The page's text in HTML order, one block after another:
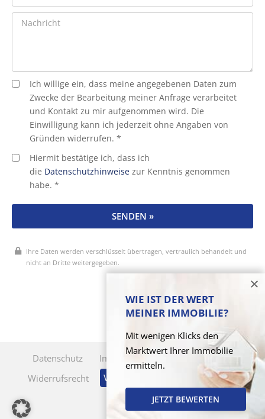
Ich willige ein, dass meine angegebenen Daten zum
Zwecke der Bearbeitung meiner Anfrage verarbeitet
und Kontakt zu mir aufgenommen wird. Die
Einwilligung kann ich jederzeit ohne Angaben von
Gründen widerrufen. *
Hiermit bestätige ich, dass ich
die Datenschutzhinweise zur Kenntnis genommen
habe. *
SENDEN »
Ihre Daten werden verschlüsselt übertragen, vertraulich behandelt und
nicht an Dritte weitergegeben.
Datenschutz Impressum
Cookie-Verwaltung
Widerrufsrecht
Vertrag widerrufen KI-Nutzung
WIE IST DER WERT
MEINER IMMOBILIE?
Mit wenigen Klicks den
Marktwert Ihrer Immobilie
ermitteln.
JETZT BEWERTEN